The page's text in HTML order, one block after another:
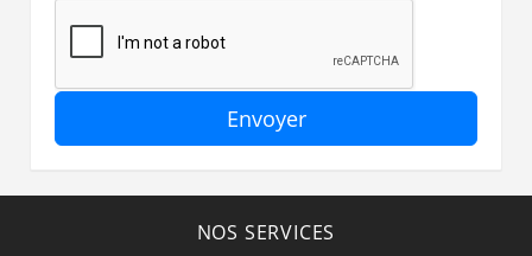
Envoyer
NOS SERVICES